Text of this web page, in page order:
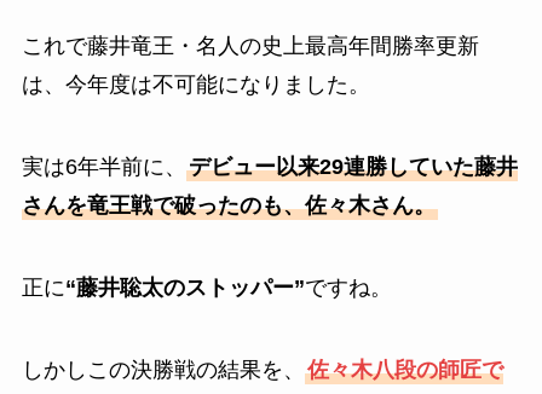
これで藤井竜王・名人の史上最高年間勝率更新
は、今年度は不可能になりました。
実は6年半前に、 デビュー以来29連勝していた藤井
さんを竜王戦で破ったのも、佐々木さん。
正に“藤井聡太のストッパー”ですね。
しかしこの決勝戦の結果を、 佐々木八段の師匠で